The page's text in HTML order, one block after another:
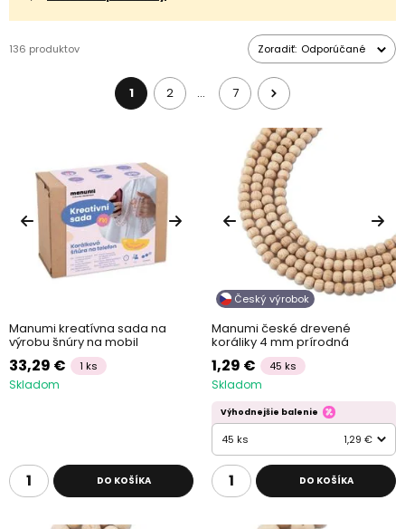
136 produktov Zoradiť: Odporúčané
1 2 … 7
Manumi kreatívna sada na
výrobu šnúry na mobil
33,29 € 1 ks
Skladom
DO KOŠÍKA
Český výrobok
Manumi české drevené
koráliky 4 mm prírodná
1,29 € 45 ks
Skladom
Výhodnejšie balenie
45 ks 1,29 €
DO KOŠÍKA